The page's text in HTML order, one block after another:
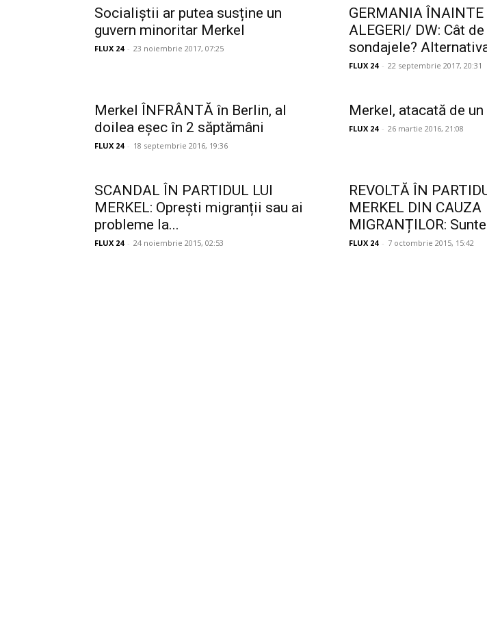
Socialiștii ar putea susține un
guvern minoritar Merkel
FLUX 24 - 23 noiembrie 2017, 07:25
GERMANIA ÎNAINTE
ALEGERI/ DW: Cât
sondajele?
FLUX 24 - 22 septembrie 2017, 20:31
Merkel ÎNFRÂNTĂ în Berlin, al
doilea eșec în 2 săptămâni
FLUX 24 - 18 septembrie 2016, 19:36
Merkel, atacată de
FLUX 24 - 26 martie 2016, 21:08
SCANDAL ÎN PARTIDUL LUI
MERKEL: Oprești migranții sau ai
probleme la...
FLUX 24 - 24 noiembrie 2015, 02:53
REVOLTĂ ÎN
MERKEL DIN CAUZA
MIGRANȚILOR:
FLUX 24 - 7 octombrie 2015, 15:42